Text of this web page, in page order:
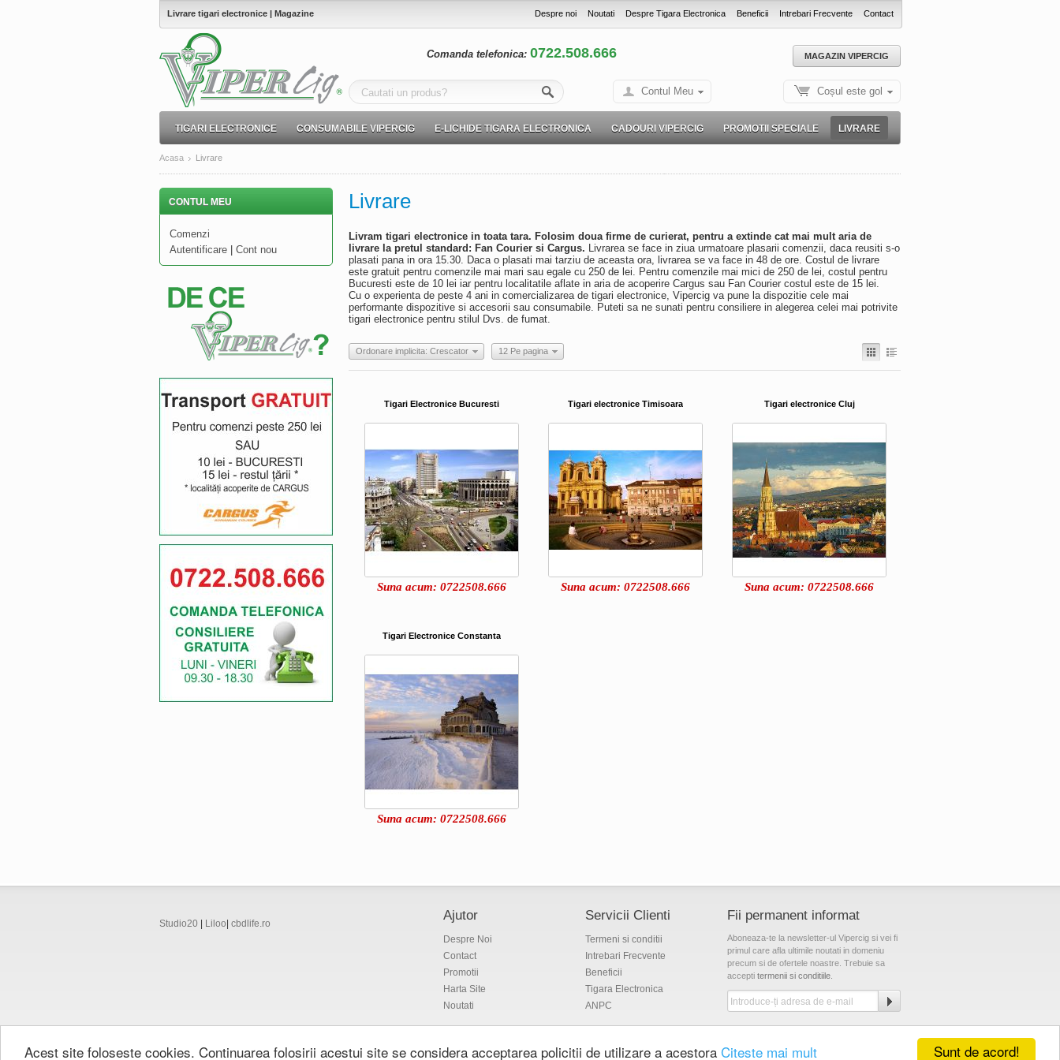
Sunt de acord!
Acest site foloseste cookies. Continuarea folosirii acestui site se considera acceptarea policitii de utilizare a acestora Citeste mai mult
Livrare tigari electronice | Magazine Despre noi Noutati Despre Tigara Electronica Beneficii Intrebari Frecvente Contact
Comanda telefonica: 0722.508.666 MAGAZIN VIPERCIG
Contul Meu Coșul este gol
TIGARI ELECTRONICE CONSUMABILE VIPERCIG E-LICHIDE TIGARA ELECTRONICA CADOURI VIPERCIG PROMOTII SPECIALE LIVRARE
Acasa Livrare
CONTUL MEU
Comenzi
Autentificare
Cont nou
Livrare
Livram tigari electronice in toata tara. Folosim doua firme de curierat, pentru a extinde cat mai mult aria de
livrare la pretul standard: Fan Courier si Cargus. Livrarea se face in ziua urmatoare plasarii comenzii, daca reusiti s-o
plasati pana in ora 15.30. Daca o plasati mai tarziu de aceasta ora, livrarea se va face in 48 de ore. Costul de livrare
este gratuit pentru comenzile mai mari sau egale cu 250 de lei. Pentru comenzile mai mici de 250 de lei, costul pentru
Bucuresti este de 10 lei iar pentru localitatile aflate in aria de acoperire Cargus sau Fan Courier costul este de 15 lei.
Cu o experienta de peste 4 ani in comercializarea de tigari electronice, Vipercig va pune la dispozitie cele mai
performante dispozitive si accesorii sau consumabile. Puteti sa ne sunati pentru consiliere in alegerea celei mai potrivite
tigari electronice pentru stilul Dvs. de fumat.
Ordonare implicita: Crescator 12 Pe pagina
Tigari Electronice Bucuresti
Suna acum: 0722508.666
Tigari electronice Timisoara
Suna acum: 0722508.666
Tigari electronice Cluj
Suna acum: 0722508.666
Tigari Electronice Constanta
Suna acum: 0722508.666
Studio20 Liloo cbdlife.ro
Ajutor
Despre Noi
Contact
Promotii
Harta Site
Noutati
Servicii Clienti
Termeni si conditii
Intrebari Frecvente
Beneficii
Tigara Electronica
ANPC
Fii permanent informat
Aboneaza-te la newsletter-ul Vipercig si vei fi
primul care afla ultimile noutati in domeniu
precum si de ofertele noastre. Trebuie sa
accepti termenii si conditiile